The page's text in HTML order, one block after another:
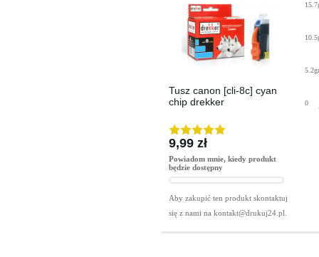
Tusz canon [cli-8c] cyan
chip drekker
9,99 zł
Powiadom mnie, kiedy produkt
będzie dostępny
Aby zakupić ten produkt skontaktuj
się z nami na kontakt@drukuj24.pl
5.2gr
0